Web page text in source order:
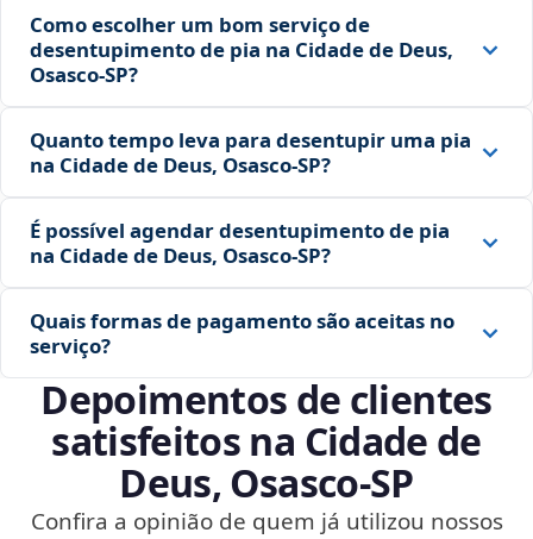
Como escolher um bom serviço de
desentupimento de pia na Cidade de Deus,
Osasco‑SP?
Quanto tempo leva para desentupir uma pia
na Cidade de Deus, Osasco‑SP?
É possível agendar desentupimento de pia
na Cidade de Deus, Osasco‑SP?
Quais formas de pagamento são aceitas no
serviço?
Depoimentos de clientes
satisfeitos na Cidade de
Deus, Osasco‑SP
Confira a opinião de quem já utilizou nossos